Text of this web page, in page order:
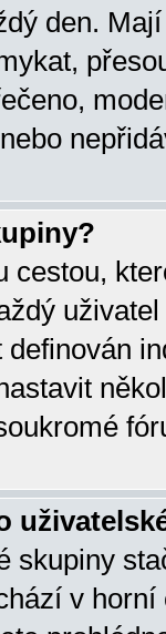
den.
nebo
cestou,
skupiny
v horní